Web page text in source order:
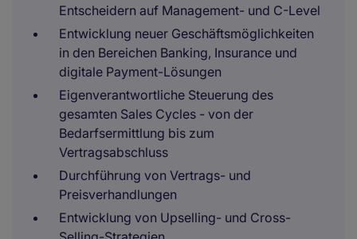
Entscheidern auf Management- und C-Level
Entwicklung neuer Geschäftsmöglichkeiten
in den Bereichen Banking, Insurance und
digitale Payment-Lösungen
Eigenverantwortliche Steuerung des
gesamten Sales Cycles - von der
Bedarfsermittlung bis zum
Vertragsabschluss
Durchführung von Vertrags- und
Preisverhandlungen
Entwicklung von Upselling- und Cross-